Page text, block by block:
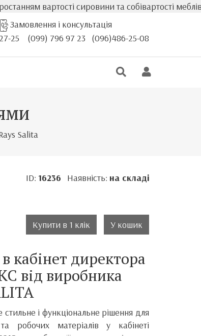
вартості сировини та собівартості меблів,
Замовлення і консультація
25
(099) 796 97 23 (096)486-25-08
Salita
ID: 16236 Наявність: на складі
Купити в 1 клік У кошик
кабінет директора
від виробника
і функціональне рішення для
робочих матеріалів у кабінеті